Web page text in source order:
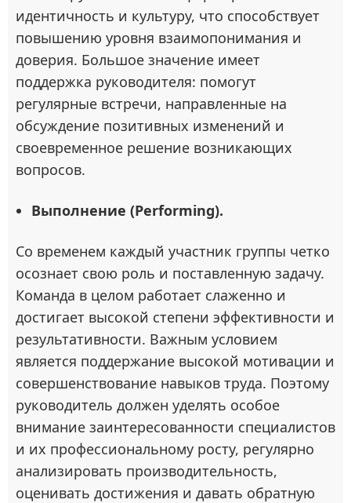
идентичность и культуру, что способствует
повышению уровня взаимопонимания и
доверия. Большое значение имеет
поддержка руководителя: помогут
регулярные встречи, направленные на
обсуждение позитивных изменений и
своевременное решение возникающих
вопросов.
Выполнение (Performing).
Со временем каждый участник группы четко
осознает свою роль и поставленную задачу.
Команда в целом работает слаженно и
достигает высокой степени эффективности и
результативности. Важным условием
является поддержание высокой мотивации и
совершенствование навыков труда. Поэтому
руководитель должен уделять особое
внимание заинтересованности специалистов
и их профессиональному росту, регулярно
анализировать производительность,
оценивать достижения и давать обратную